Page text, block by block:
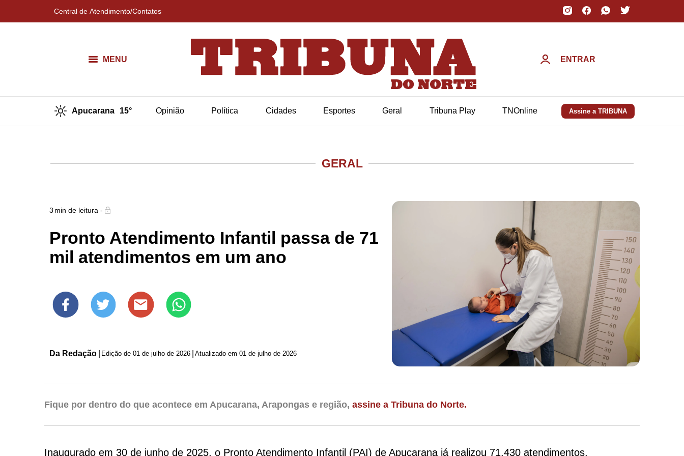
Central de Atendimento/Contatos
MENU ENTRAR
Apucarana 15° Opinião Política Cidades Esportes Geral Tribuna Play TNOnline Assine a TRIBUNA
GERAL
3 min de leitura -
Pronto Atendimento Infantil passa de 71
mil atendimentos em um ano
Da Redação Edição de 01 de julho de 2026 Atualizado em 01 de julho de 2026
Fique por dentro do que acontece em Apucarana, Arapongas e região, assine a Tribuna do Norte.
Inaugurado em 30 de junho de 2025, o Pronto Atendimento Infantil (PAI) de Apucarana já realizou 71.430 atendimentos,